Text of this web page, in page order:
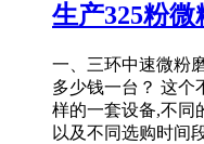
生产325粉
一、三环中速微粉
多少钱一台？ 这个
样的一套设备,不同
以及不同选购时间